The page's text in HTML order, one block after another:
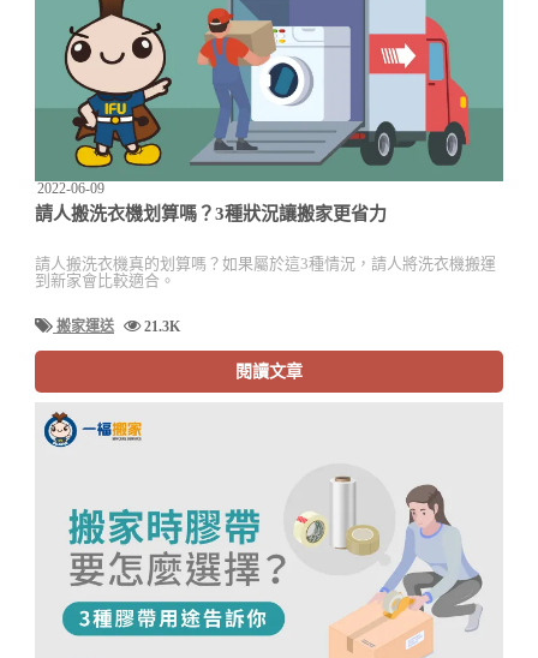
2022-06-09
請人搬洗衣機划算嗎？3種狀況讓搬家更省力
請人搬洗衣機真的划算嗎？如果屬於這3種情況，請人將洗衣機搬運
到新家會比較適合。
搬家運送 21.3K
閱讀文章